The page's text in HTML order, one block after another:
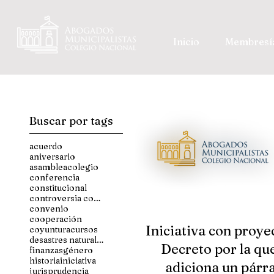
Inicio
Buscar por tags
acuerdo
aniversario
asambleacolegio
conferencia
constitucional
controversia constitucional
convenio
cooperación
coyunturacursos
desastres naturales
finanzasgénero
historiainiciativa
jurisprudencia
Iniciativa con
Decreto por la
adiciona un